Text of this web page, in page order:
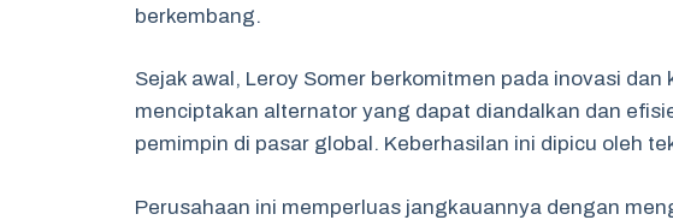
berkembang.
Sejak awal, Leroy Somer berkomitmen pada inovasi
menciptakan alternator yang dapat diandalkan dan
pemimpin di pasar global. Keberhasilan ini dipicu oleh
Perusahaan ini memperluas jangkauannya dengan